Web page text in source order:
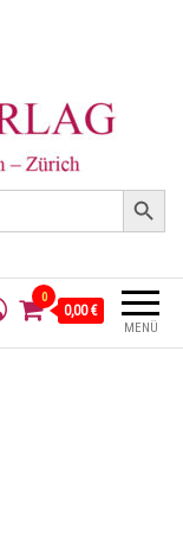
Search Button
MENÜ
0
0,00 €